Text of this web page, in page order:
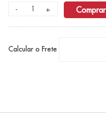
+
- Comprar
Calcular o Frete